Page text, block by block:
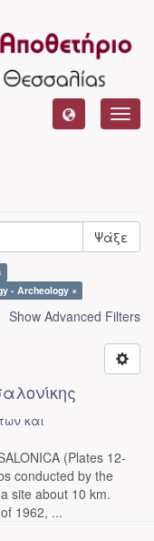
Ψάξε
- Archeology ×
Show Advanced Filters
και
(Plates 12-
conducted by the
site about 10 km.
1962, ...